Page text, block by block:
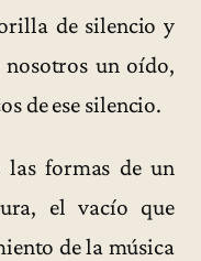
de silencio y
un oído,
de ese silencio.
las formas de un
el vacío que
de la música